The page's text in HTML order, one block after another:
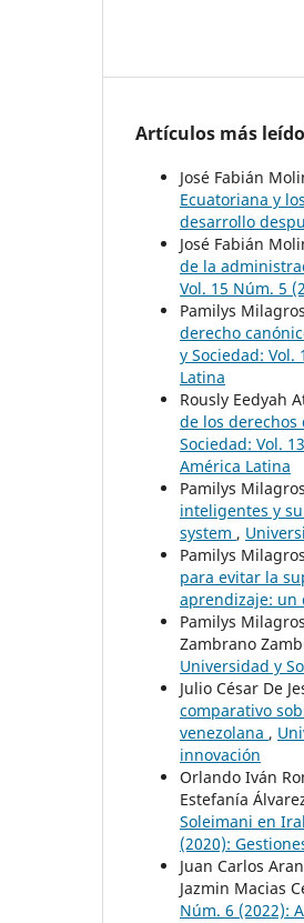
Artículos más
José Fabián
Ecuatoriana y
desarrollo
José Fabián
de la
Vol. 15 Núm. 5
Pamilys
derecho
y Sociedad:
Latina
Rously Eedyah
de los
Sociedad: Vol.
América Latina
Pamilys
inteligentes y
system ,
Pamilys
para evitar la
aprendizaje: un
Pamilys
Zambrano
Universidad y
Julio César De
comparativo
venezolana ,
innovación
Orlando Iván
Estefanía
Soleimani en
(2020):
Juan Carlos
Jazmin Macias
Núm. 6 (2022):